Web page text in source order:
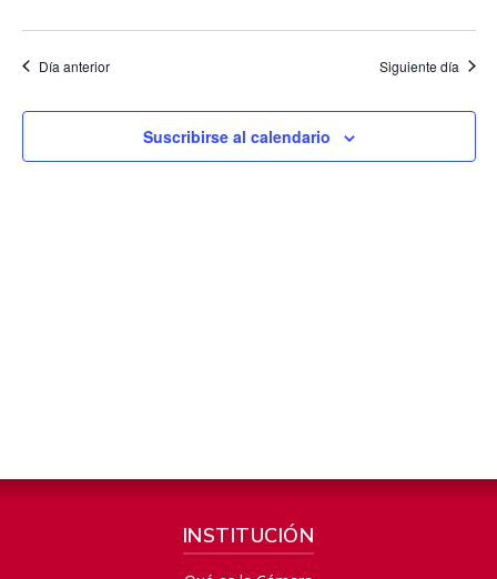
Día anterior Siguiente día
Suscribirse al calendario
INSTITUCIÓN